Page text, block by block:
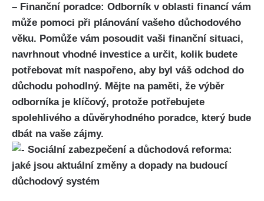
– Finanční poradce: Odborník v oblasti financí vám
může pomoci při plánování vašeho důchodového
věku. Pomůže vám posoudit vaši finanční situaci,
navrhnout vhodné investice a určit, kolik budete
potřebovat mít naspořeno, aby byl váš odchod do
důchodu pohodlný. Mějte na paměti, že výběr
odborníka je klíčový, protože potřebujete
spolehlivého a důvěryhodného poradce, který bude
dbát na vaše zájmy.